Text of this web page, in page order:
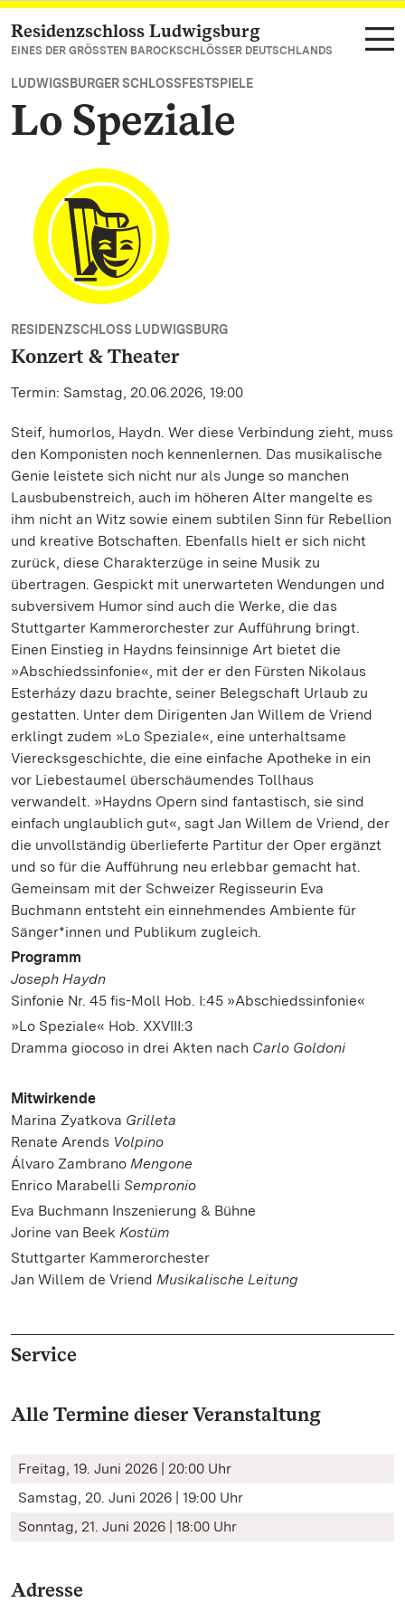
Zum Hauptinhalt springen
Residenzschloss Ludwigsburg
EINES DER GRÖSSTEN BAROCKSCHLÖSSER DEUTSCHLANDS
LUDWIGSBURGER SCHLOSSFESTSPIELE
Lo Speziale
RESIDENZSCHLOSS LUDWIGSBURG
Konzert & Theater
Termin: Samstag, 20.06.2026, 19:00
Steif, humorlos, Haydn. Wer diese Verbindung zieht, muss
den Komponisten noch kennenlernen. Das musikalische
Genie leistete sich nicht nur als Junge so manchen
Lausbubenstreich, auch im höheren Alter mangelte es
ihm nicht an Witz sowie einem subtilen Sinn für Rebellion
und kreative Botschaften. Ebenfalls hielt er sich nicht
zurück, diese Charakterzüge in seine Musik zu
übertragen. Gespickt mit unerwarteten Wendungen und
subversivem Humor sind auch die Werke, die das
Stuttgarter Kammerorchester zur Aufführung bringt.
Einen Einstieg in Haydns feinsinnige Art bietet die
»Abschiedssinfonie«, mit der er den Fürsten Nikolaus
Esterházy dazu brachte, seiner Belegschaft Urlaub zu
gestatten. Unter dem Dirigenten Jan Willem de Vriend
erklingt zudem »Lo Speziale«, eine unterhaltsame
Vierecksgeschichte, die eine einfache Apotheke in ein
vor Liebestaumel überschäumendes Tollhaus
verwandelt. »Haydns Opern sind fantastisch, sie sind
einfach unglaublich gut«, sagt Jan Willem de Vriend, der
die unvollständig überlieferte Partitur der Oper ergänzt
und so für die Aufführung neu erlebbar gemacht hat.
Gemeinsam mit der Schweizer Regisseurin Eva
Buchmann entsteht ein einnehmendes Ambiente für
Sänger*innen und Publikum zugleich.
Programm
Joseph Haydn
Sinfonie Nr. 45 fis-Moll Hob. I:45 »Abschiedssinfonie«
»Lo Speziale« Hob. XXVIII:3
Dramma giocoso in drei Akten nach Carlo Goldoni
Mitwirkende
Marina Zyatkova Grilleta
Renate Arends Volpino
Álvaro Zambrano Mengone
Enrico Marabelli Sempronio
Eva Buchmann Inszenierung & Bühne
Jorine van Beek Kostüm
Stuttgarter Kammerorchester
Jan Willem de Vriend Musikalische Leitung
Service
Alle Termine dieser Veranstaltung
Freitag, 19. Juni 2026 | 20:00 Uhr
Samstag, 20. Juni 2026 | 19:00 Uhr
Sonntag, 21. Juni 2026 | 18:00 Uhr
Adresse